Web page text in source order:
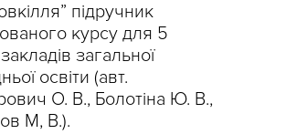
підручник
курсу для 5
загальної
освіти (авт.
О. В., Болотіна Ю. В.,
М, В.).